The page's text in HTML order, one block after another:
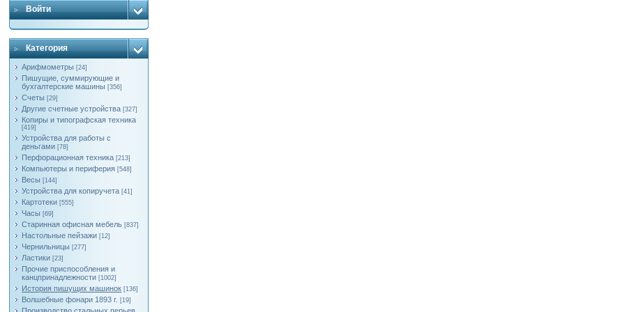
Войти
Категория
Арифмометры [24]
Пишущие, суммирующие и
бухгалтерские машины [356]
Счеты [29]
Другие счетные устройства [327]
Копиры и типографская техника
[419]
Устройства для работы с
деньгами [78]
Перфорационная техника [213]
Компьютеры и периферия [548]
Весы [144]
Устройства для копиручета [41]
Картотеки [555]
Часы [69]
Старинная офисная мебель [837]
Настольные пейзажи [12]
Чернильницы [277]
Ластики [23]
Прочие приспособления и
канцпринадлежности [1002]
История пишущих машинок [136]
Волшебные фонари 1893 г. [19]